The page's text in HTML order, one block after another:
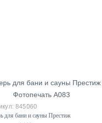
845060
для бани и сауны Престиж